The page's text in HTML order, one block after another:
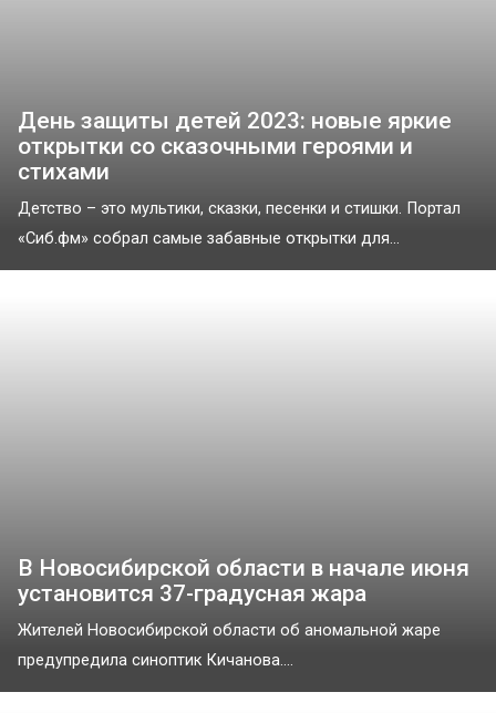
День защиты детей 2023: новые яркие
открытки со сказочными героями и
стихами
Детство – это мультики, сказки, песенки и стишки. Портал
«Сиб.фм» собрал самые забавные открытки для...
В Новосибирской области в начале июня
установится 37-градусная жара
Жителей Новосибирской области об аномальной жаре
предупредила синоптик Кичанова....